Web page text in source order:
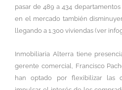
pasar de 489 a 434
en el mercado también
llegando a 1.300 viviendas (ver
Inmobiliaria Alterra tiene
gerente comercial, Francisco
han optado por flexibilizar las